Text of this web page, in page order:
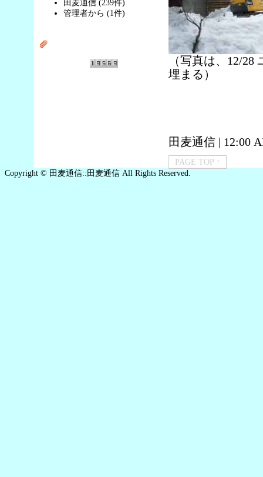
田麦通信 (239件)
管理者から (1件)
（写真は、12/
埋まる）
田麦通信| 12:00
PAGE TOP ↑
Copyright © 田麦通信::田麦通信 All Rights Reserved.